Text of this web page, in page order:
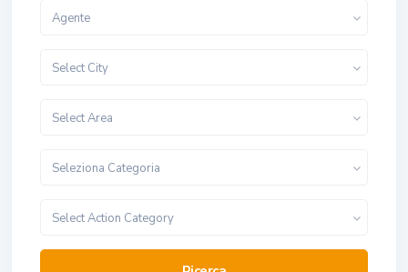
Agente
Select City
Select Area
Seleziona Categoria
Select Action Category